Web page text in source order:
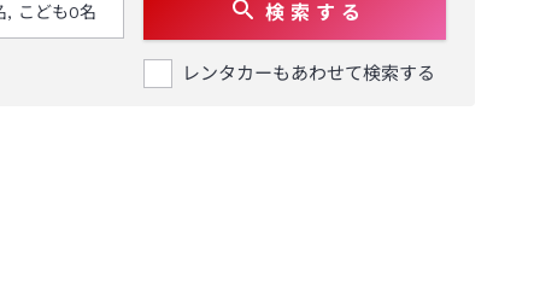
検 索 す る
レンタカーもあわせて検索する